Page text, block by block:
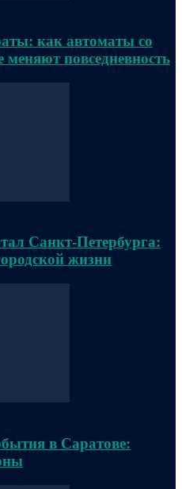
как автоматы со
меняют повседневность
Санкт-Петербурга:
жизни
в Саратове: